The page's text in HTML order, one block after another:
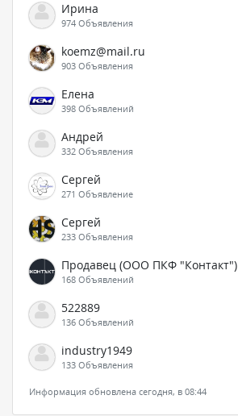
Ирина
974 Объявления
koemz@mail.ru
903 Объявления
Елена
398 Объявлений
Андрей
332 Объявления
Сергей
271 Объявление
Сергей
233 Объявления
Продавец (ООО ПКФ "Контакт")
168 Объявлений
522889
136 Объявлений
industry1949
133 Объявления
Информация обновлена сегодня, в 08:44